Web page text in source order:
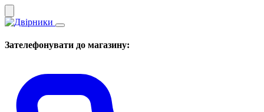
Зателефонувати до магазину: